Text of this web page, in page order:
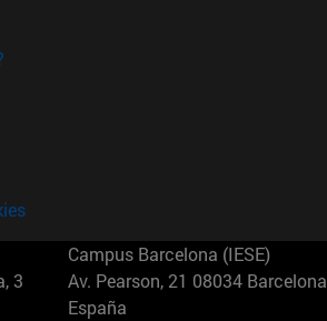
3
Campus Barcelona (IESE)
Av. Pearson, 21 08034 Barcelona
España